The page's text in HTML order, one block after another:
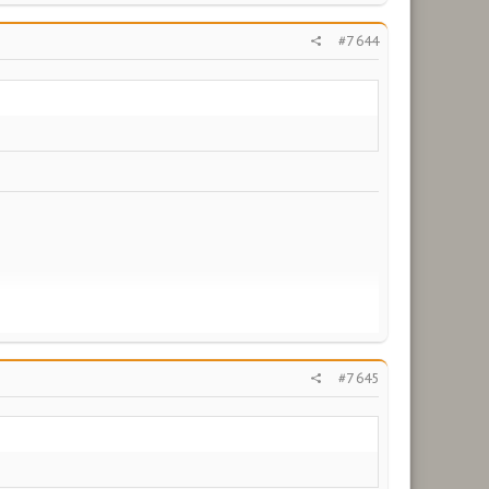
#7 644
#7 645